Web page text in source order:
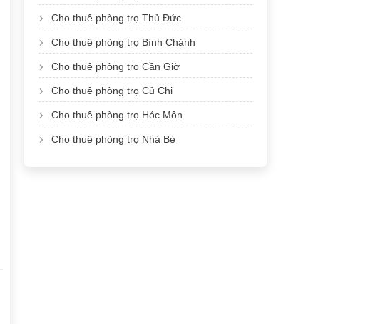
Cho thuê phòng trọ Thủ Đức
Cho thuê phòng trọ Bình Chánh
Cho thuê phòng trọ Cần Giờ
Cho thuê phòng trọ Củ Chi
Cho thuê phòng trọ Hóc Môn
Cho thuê phòng trọ Nhà Bè